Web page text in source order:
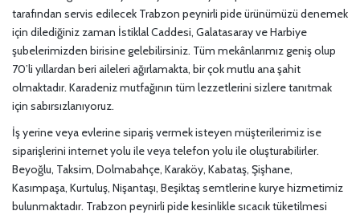
tarafından servis edilecek Trabzon peynirli pide ürünümüzü denemek
için dilediğiniz zaman İstiklal Caddesi, Galatasaray ve Harbiye
şubelerimizden birisine gelebilirsiniz. Tüm mekânlarımız geniş olup
70’li yıllardan beri aileleri ağırlamakta, bir çok mutlu ana şahit
olmaktadır. Karadeniz mutfağının tüm lezzetlerini sizlere tanıtmak
için sabırsızlanıyoruz.
İş yerine veya evlerine sipariş vermek isteyen müşterilerimiz ise
siparişlerini internet yolu ile veya telefon yolu ile oluşturabilirler.
Beyoğlu, Taksim, Dolmabahçe, Karaköy, Kabataş, Şişhane,
Kasımpaşa, Kurtuluş, Nişantaşı, Beşiktaş semtlerine kurye hizmetimiz
bulunmaktadır. Trabzon peynirli pide kesinlikle sıcacık tüketilmesi